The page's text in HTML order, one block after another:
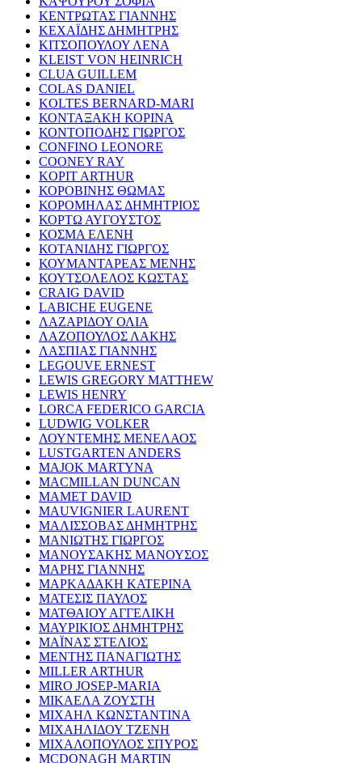
ΚΕΝΤΡΩΤΑΣ ΓΙΑΝΝΗΣ
ΚΕΧΑΪΔΗΣ ΔΗΜΗΤΡΗΣ
ΚΙΤΣΟΠΟΥΛΟΥ ΛΕΝΑ
KLEIST VON HEINRICH
CLUA GUILLEM
COLAS DANIEL
KOLTES BERNARD-MARI
ΚΟΝΤΑΞΑΚΗ ΚΟΡΙΝΑ
ΚΟΝΤΟΠΟΔΗΣ ΓΙΩΡΓΟΣ
CONFINO LEONORE
COONEY RAY
KOPIT ARTHUR
ΚΟΡΟΒΙΝΗΣ ΘΩΜΑΣ
ΚΟΡΟΜΗΛΑΣ ΔΗΜΗΤΡΙΟΣ
ΚΟΡΤΩ ΑΥΓΟΥΣΤΟΣ
ΚΟΣΜΑ ΕΛΕΝΗ
ΚΟΤΑΝΙΔΗΣ ΓΙΩΡΓΟΣ
ΚΟΥΜΑΝΤΑΡΕΑΣ ΜΕΝΗΣ
ΚΟΥΤΣΟΛΕΛΟΣ ΚΩΣΤΑΣ
CRAIG DAVID
LABICHE EUGENE
ΛΑΖΑΡΙΔΟΥ ΟΛΙΑ
ΛΑΖΟΠΟΥΛΟΣ ΛΑΚΗΣ
ΛΑΣΠΙΑΣ ΓΙΑΝΝΗΣ
LEGOUVE ERNEST
LEWIS GREGORY MATTHEW
LEWIS HENRY
LORCA FEDERICO GARCIA
LUDWIG VOLKER
ΛΟΥΝΤΕΜΗΣ ΜΕΝΕΛΑΟΣ
LUSTGARTEN ANDERS
MAJOK MARTYNA
MACMILLAN DUNCAN
MAMET DAVID
MAUVIGNIER LAURENT
ΜΑΛΙΣΣΟΒΑΣ ΔΗΜΗΤΡΗΣ
ΜΑΝΙΩΤΗΣ ΓΙΩΡΓΟΣ
ΜΑΝΟΥΣΑΚΗΣ ΜΑΝΟΥΣΟΣ
ΜΑΡΗΣ ΓΙΑΝΝΗΣ
ΜΑΡΚΑΔΑΚΗ ΚΑΤΕΡΙΝΑ
ΜΑΤΕΣΙΣ ΠΑΥΛΟΣ
ΜΑΤΘΑΙΟΥ ΑΓΓΕΛΙΚΗ
ΜΑΥΡΙΚΙΟΣ ΔΗΜΗΤΡΗΣ
ΜΑΪΝΑΣ ΣΤΕΛΙΟΣ
ΜΕΝΤΗΣ ΠΑΝΑΓΙΩΤΗΣ
MILLER ARTHUR
MIRO JOSEP-MARIA
ΜΙΚΑΕΛΑ ΖΟΥΣΤΗ
ΜΙΧΑΗΛ ΚΩΝΣΤΑΝΤΙΝΑ
ΜΙΧΑΗΛΙΔΟΥ ΤΖΕΝΗ
ΜΙΧΑΛΟΠΟΥΛΟΣ ΣΠΥΡΟΣ
MCDONAGH MARTIN